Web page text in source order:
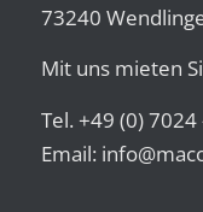
73240
Mit uns mieten
Tel. +49 (0)
Email: